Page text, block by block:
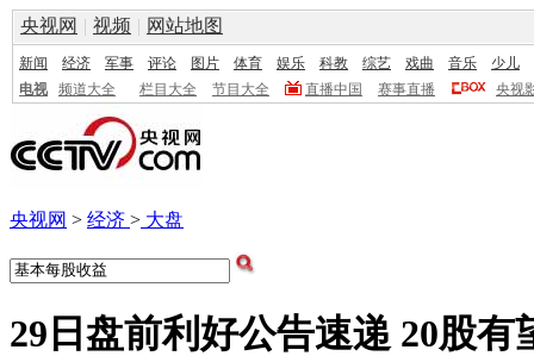
央视网 | 视频 | 网站地图
新闻 经济 军事 评论 图片 体育 娱乐 科教 综艺 戏曲 音乐
少儿
电视
频道大全 栏目大全 节目大全 直播中国 赛事直播 央视
央视网 > 经济 > 大盘
29日盘前利好公告速递 20股有